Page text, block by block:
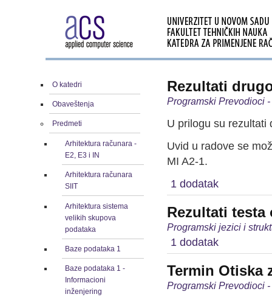
O katedri
Obaveštenja
Predmeti
Arhitektura računara -
E2, E3 i IN
Arhitektura računara
SIIT
Arhitektura sistema
velikih skupova
podataka
Baze podataka 1
Baze podataka 1 -
Informacioni
inženjering
Rezultati
Programski Prevodioci
U prilogu su rezultati
Uvid u radove se
MI A2-1.
1 dodatak
Rezultati testa
Programski jezici i
1 dodatak
Termin Otiska
Programski Prevodioci